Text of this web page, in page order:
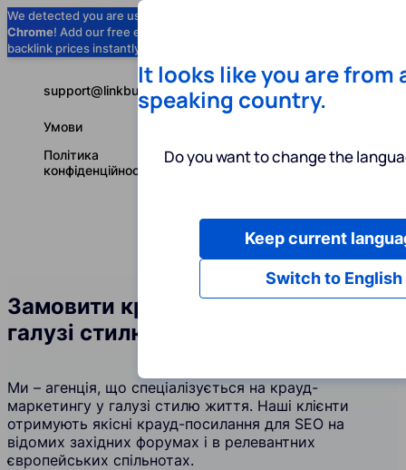
We detected you are using
Chrome! Add our free extension to check
backlink prices instantly as you browse.
Послуги
Українська
support@linkbuilder.com
Умови
Політика
конфіденційності
Замовити крауд-посилання у
галузі стилю життя
Ми – агенція, що спеціалізується на крауд-
маркетингу у галузі стилю життя. Наші клієнти
отримують якісні крауд-посилання для SEO на
відомих західних форумах і в релевантних
європейських спільнотах.
It looks like you are from
speaking country.
Do you want to change the
Switch to English
Keep current